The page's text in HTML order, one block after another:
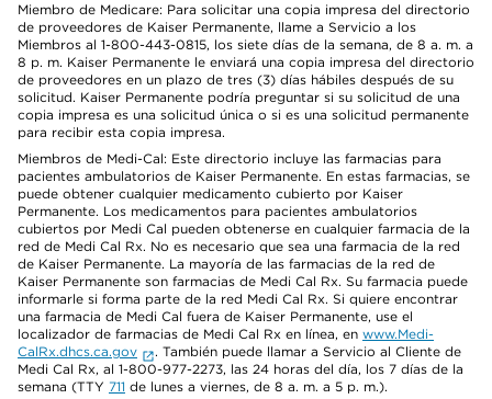
Miembro de Medicare: Para solicitar una copia impresa del directorio
de proveedores de Kaiser Permanente, llame a Servicio a los
Miembros al 1-800-443-0815, los siete días de la semana, de 8 a. m. a
8 p. m. Kaiser Permanente le enviará una copia impresa del directorio
de proveedores en un plazo de tres (3) días hábiles después de su
solicitud. Kaiser Permanente podría preguntar si su solicitud de una
copia impresa es una solicitud única o si es una solicitud permanente
para recibir esta copia impresa.
Miembros de Medi-Cal: Este directorio incluye las farmacias para
pacientes ambulatorios de Kaiser Permanente. En estas farmacias, se
puede obtener cualquier medicamento cubierto por Kaiser
Permanente. Los medicamentos para pacientes ambulatorios
cubiertos por Medi Cal pueden obtenerse en cualquier farmacia de la
red de Medi Cal Rx. No es necesario que sea una farmacia de la red
de Kaiser Permanente. La mayoría de las farmacias de la red de
Kaiser Permanente son farmacias de Medi Cal Rx. Su farmacia puede
informarle si forma parte de la red Medi Cal Rx. Si quiere encontrar
una farmacia de Medi Cal fuera de Kaiser Permanente, use el
localizador de farmacias de Medi Cal Rx en línea, en www.Medi-
CalRx.dhcs.ca.gov
. También puede llamar a Servicio al Cliente de
Medi Cal Rx, al 1-800-977-2273, las 24 horas del día, los 7 días de la
semana (TTY 711 de lunes a viernes, de 8 a. m. a 5 p. m.).